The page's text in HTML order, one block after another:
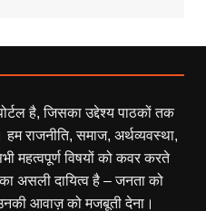
है, जिसका उद्देश्य पाठकों तक
राजनीति, समाज, अर्थव्यवस्था,
महत्वपूर्ण विषयों को कवर करते
असली दायित्व है – जनता को
आवाज़ को मजबूती देना।